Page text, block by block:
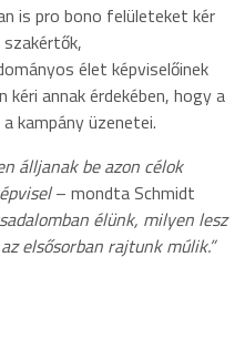
is pro bono felületeket kér
élet képviselőinek
annak érdekében, hogy a
kampány üzenetei.
álljanak be azon célok
– mondta Schmidt
élünk, milyen lesz
elsősorban rajtunk múlik.”